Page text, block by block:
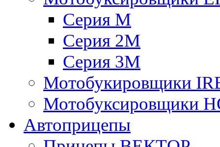
Серия М
Серия 2М
Серия 3М
Мотобукировщики
Мотобуксировщики
Автоприцепы